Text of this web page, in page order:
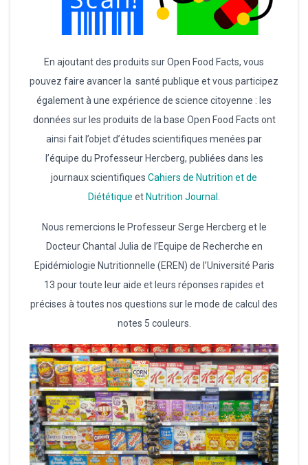
En ajoutant des produits sur Open Food Facts, vous
pouvez faire avancer la santé publique et vous participez
également à une expérience de science citoyenne : les
données sur les produits de la base Open Food Facts ont
ainsi fait l’objet d’études scientifiques menées par
l’équipe du Professeur Hercberg, publiées dans les
journaux scientifiques Cahiers de Nutrition et de
Diététique et Nutrition Journal
Nous remercions le Professeur Serge Hercberg et le
Docteur Chantal Julia de l’Equipe de Recherche en
Epidémiologie Nutritionnelle (EREN) de l’Université Paris
13 pour toute leur aide et leurs réponses rapides et
précises à toutes nos questions sur le mode de calcul des
notes 5 couleurs.